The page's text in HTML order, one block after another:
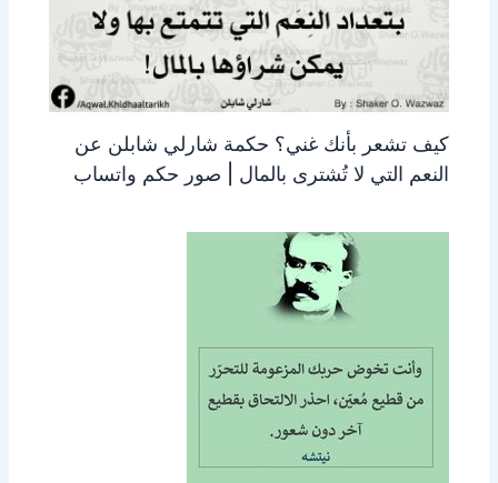
كيف تشعر بأنك غني؟ حكمة شارلي شابلن عن
النعم التي لا تُشترى بالمال | صور حكم واتساب